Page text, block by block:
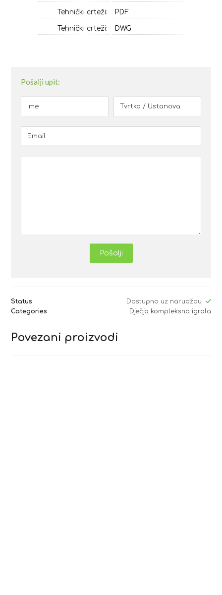
Tehnički crteži: PDF
Tehnički crteži: DWG
Pošalji upit:
Pošalji
Status
Dostupno uz narudžbu
Categories
Dječja kompleksna igrala
Povezani proizvodi